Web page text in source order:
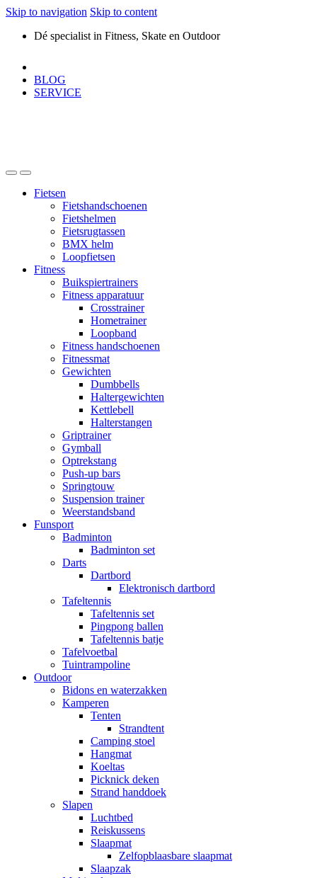
Skip to navigation Skip to content
Dé specialist in Fitness, Skate en Outdoor
BLOG
SERVICE
Fietsen
Fietshandschoenen
Fietshelmen
Fietsrugtassen
BMX helm
Loopfietsen
Fitness
Buikspiertrainers
Fitness apparatuur
Crosstrainer
Hometrainer
Loopband
Fitness handschoenen
Fitnessmat
Gewichten
Dumbbells
Haltergewichten
Kettlebell
Halterstangen
Griptrainer
Gymball
Optrekstang
Push-up bars
Springtouw
Suspension trainer
Weerstandsband
Funsport
Badminton
Badminton set
Darts
Dartbord
Elektronisch dartbord
Tafeltennis
Tafeltennis set
Pingpong ballen
Tafeltennis batje
Tafelvoetbal
Tuintrampoline
Outdoor
Bidons en waterzakken
Kamperen
Tenten
Strandtent
Camping stoel
Hangmat
Koeltas
Picknick deken
Strand handdoek
Slapen
Luchtbed
Reiskussens
Slaapmat
Zelfopblaasbare slaapmat
Slaapzak